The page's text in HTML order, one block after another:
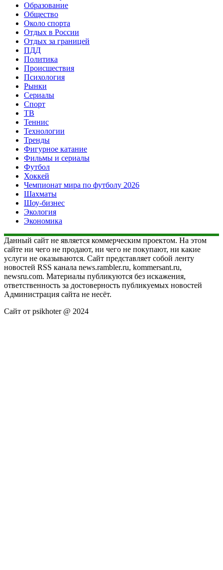
Образование
Общество
Около спорта
Отдых в России
Отдых за границей
ПДД
Политика
Происшествия
Психология
Рынки
Сериалы
Спорт
ТВ
Теннис
Технологии
Тренды
Фигурное катание
Фильмы и сериалы
Футбол
Хоккей
Чемпионат мира по футболу 2026
Шахматы
Шоу-бизнес
Экология
Экономика
Данный сайт не является коммерческим проектом. На этом
сайте ни чего не продают, ни чего не покупают, ни какие
услуги не оказываются. Сайт представляет собой ленту
новостей RSS канала news.rambler.ru, kommersant.ru,
newsru.com. Материалы публикуются без искажения,
ответственность за достоверность публикуемых новостей
Администрация сайта не несёт.
Сайт от psikhoter @ 2024